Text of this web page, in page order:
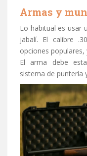
Armas y
Lo habitual es usar
jabalí. El calibre
opciones
El arma debe
sistema de puntería